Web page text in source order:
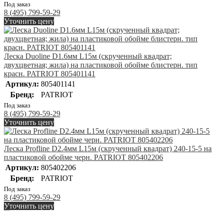
Под заказ
8 (495) 799-59-29
Уточнить цену
Леска Duoline D1.6мм L15м (скрученный квадрат;
двухцветная; жила) на пластиковой обойме блистерн. тип
красн. PATRIOT 805401141
Артикул: 805401141
Бренд:
PATRIOT
Под заказ
8 (495) 799-59-29
Уточнить цену
Леска Profline D2.4мм L15м (скрученный квадрат) 240-15-5 на
пластиковой обойме черн. PATRIOT 805402206
Артикул: 805402206
Бренд:
PATRIOT
Под заказ
8 (495) 799-59-29
Уточнить цену